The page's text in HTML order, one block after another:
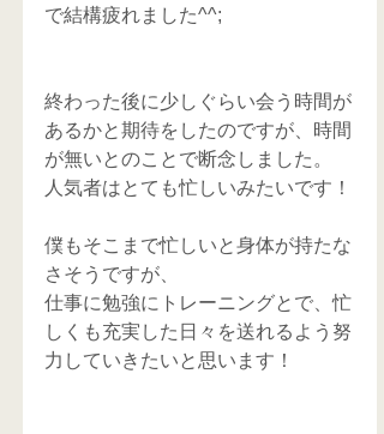
で結構疲れました^^;
終わった後に少しぐらい会う時間が
あるかと期待をしたのですが、時間
が無いとのことで断念しました。
人気者はとても忙しいみたいです！
僕もそこまで忙しいと身体が持たな
さそうですが、
仕事に勉強にトレーニングとで、忙
しくも充実した日々を送れるよう努
力していきたいと思います！